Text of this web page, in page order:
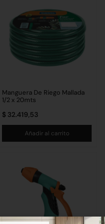
Manguera De Riego Mallada
1/2 x 20mts
$ 32.419,53
Añadir al carrito